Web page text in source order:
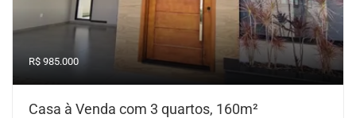
R$ 985.000
Casa à Venda com 3 quartos, 160m²